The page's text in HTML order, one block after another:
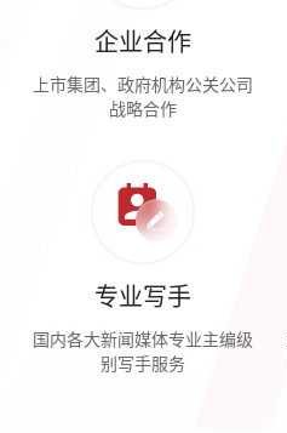
企业合作
上市集团、政府机构公关公司
战略合作
专业写手
国内各大新闻媒体专业主编级
别写手服务